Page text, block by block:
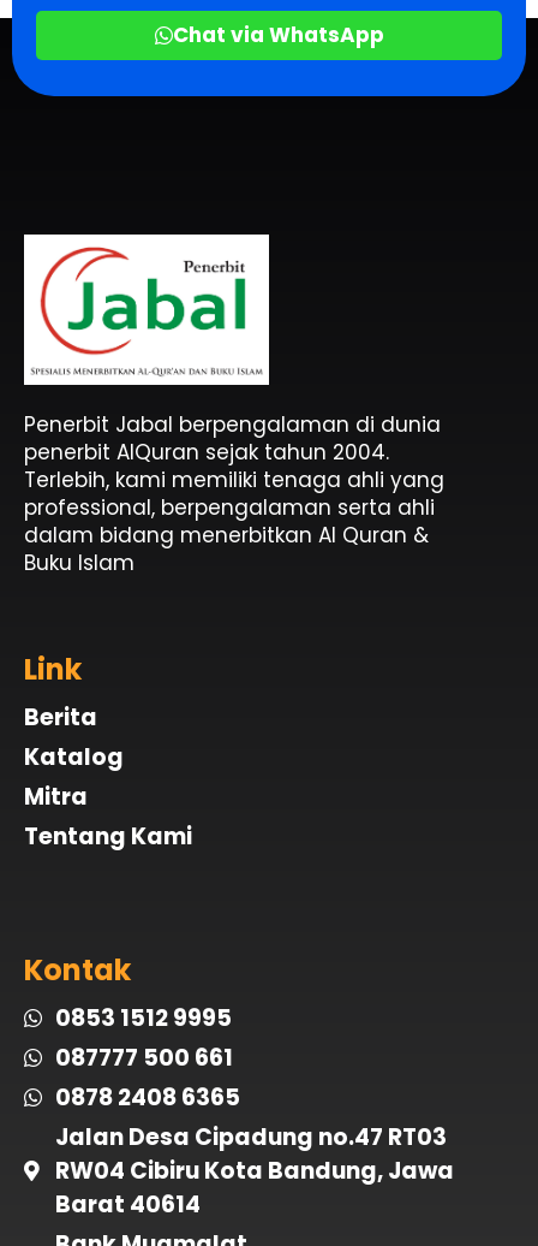
Chat via WhatsApp
Penerbit Al Quran Jabal
Penerbit Al Quran & Buku Islam Berpengalaman Sejak 2004
Penerbit Jabal berpengalaman di dunia
penerbit AlQuran sejak tahun 2004.
Terlebih, kami memiliki tenaga ahli yang
professional, berpengalaman serta ahli
dalam bidang menerbitkan Al Quran &
Buku Islam
Link
Berita
Katalog
Mitra
Tentang Kami
Kontak
0853 1512 9995
087777 500 661
0878 2408 6365
Jalan Desa Cipadung no.47 RT03
RW04 Cibiru Kota Bandung, Jawa
Barat 40614